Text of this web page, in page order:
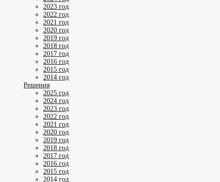
2023 год
2022 год
2021 год
2020 год
2019 год
2018 год
2017 год
2016 год
2015 год
2014 год
Решения
2025 год
2024 год
2023 год
2022 год
2021 год
2020 год
2019 год
2018 год
2017 год
2016 год
2015 год
2014 год